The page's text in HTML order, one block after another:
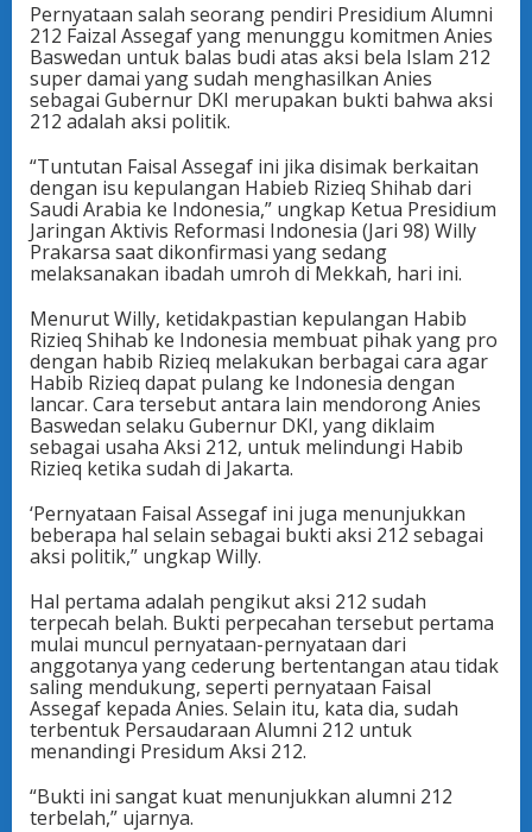
Pernyataan salah seorang pendiri Presidium Alumni
212 Faizal Assegaf yang menunggu komitmen Anies
Baswedan untuk balas budi atas aksi bela Islam 212
super damai yang sudah menghasilkan Anies
sebagai Gubernur DKI merupakan bukti bahwa aksi
212 adalah aksi politik.
“Tuntutan Faisal Assegaf ini jika disimak berkaitan
dengan isu kepulangan Habieb Rizieq Shihab dari
Saudi Arabia ke Indonesia,” ungkap Ketua Presidium
Jaringan Aktivis Reformasi Indonesia (Jari 98) Willy
Prakarsa saat dikonfirmasi yang sedang
melaksanakan ibadah umroh di Mekkah, hari ini.
Menurut Willy, ketidakpastian kepulangan Habib
Rizieq Shihab ke Indonesia membuat pihak yang pro
dengan habib Rizieq melakukan berbagai cara agar
Habib Rizieq dapat pulang ke Indonesia dengan
lancar. Cara tersebut antara lain mendorong Anies
Baswedan selaku Gubernur DKI, yang diklaim
sebagai usaha Aksi 212, untuk melindungi Habib
Rizieq ketika sudah di Jakarta.
‘Pernyataan Faisal Assegaf ini juga menunjukkan
beberapa hal selain sebagai bukti aksi 212 sebagai
aksi politik,” ungkap Willy.
Hal pertama adalah pengikut aksi 212 sudah
terpecah belah. Bukti perpecahan tersebut pertama
mulai muncul pernyataan-pernyataan dari
anggotanya yang cederung bertentangan atau tidak
saling mendukung, seperti pernyataan Faisal
Assegaf kepada Anies. Selain itu, kata dia, sudah
terbentuk Persaudaraan Alumni 212 untuk
menandingi Presidum Aksi 212.
“Bukti ini sangat kuat menunjukkan alumni 212
terbelah,” ujarnya.